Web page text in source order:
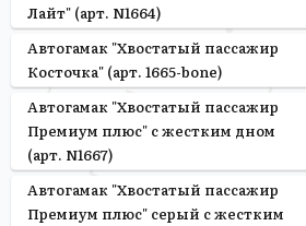
Лайт" (арт. N1664)
Автогамак "Хвостатый пассажир
Косточка" (арт. 1665-bone)
Автогамак "Хвостатый пассажир
Премиум плюс" с жестким дном
(арт. N1667)
Автогамак "Хвостатый пассажир
Премиум плюс" серый с жестким